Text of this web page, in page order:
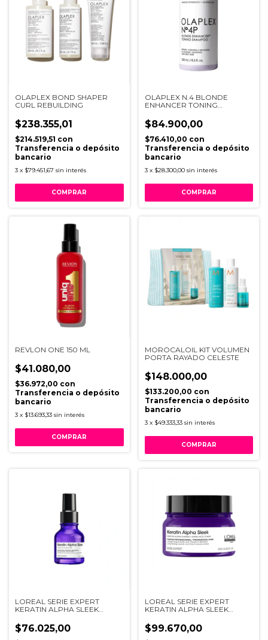
OLAPLEX BOND SHAPER
CURL REBUILDING
$238.355,01
$214.519,51 con
Transferencia o depósito
bancario
3 x $79.451,67 sin interés
OLAPLEX N.4 BLONDE
ENHANCER TONING
$84.900,00
$76.410,00 con
Transferencia o depósito
bancario
3 x $28.300,00 sin interés
REVLON ONE 150 ML
$41.080,00
$36.972,00 con
Transferencia o depósito
bancario
3 x $13.693,33 sin interés
MOROCALOIL KIT VOLUMEN
PORTA RAYADO CELESTE
$148.000,00
$133.200,00 con
Transferencia o depósito
bancario
3 x $49.333,33 sin interés
LOREAL SERIE EXPERT
KERATIN ALPHA SLEEK
$76.025,00
LOREAL SERIE EXPERT
KERATIN ALPHA SLEEK
$99.670,00